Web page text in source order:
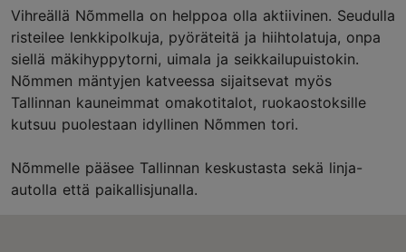
Vihreällä Nõmmella on helppoa olla aktiivinen. Seudulla
risteilee lenkkipolkuja, pyöräteitä ja hiihtolatuja, onpa
siellä mäkihyppytorni, uimala ja seikkailupuistokin.
Nõmmen mäntyjen katveessa sijaitsevat myös
Tallinnan kauneimmat omakotitalot, ruokaostoksille
kutsuu puolestaan idyllinen Nõmmen tori.
Nõmmelle pääsee Tallinnan keskustasta sekä linja-
autolla että paikallisjunalla.